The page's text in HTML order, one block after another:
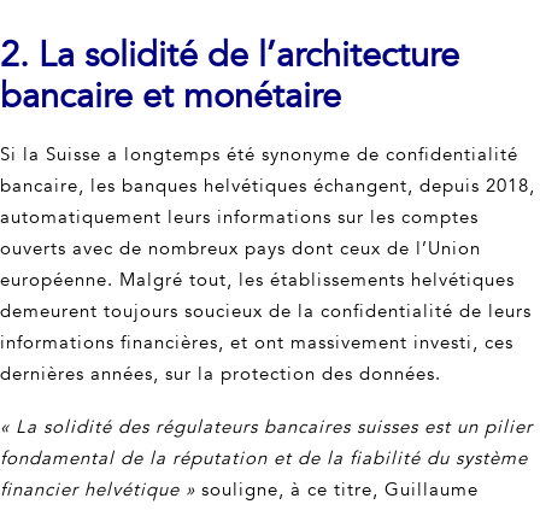
2. La solidité de l’architecture
bancaire et monétaire
Si la Suisse a longtemps été synonyme de confidentialité
bancaire, les banques helvétiques échangent, depuis 2018,
automatiquement leurs informations sur les comptes
ouverts avec de nombreux pays dont ceux de l’Union
européenne. Malgré tout, les établissements helvétiques
demeurent toujours soucieux de la confidentialité de leurs
informations financières, et ont massivement investi, ces
dernières années, sur la protection des données.
« La solidité des régulateurs bancaires suisses est un pilier
fondamental de la réputation et de la fiabilité du système
financier helvétique » souligne, à ce titre, Guillaume